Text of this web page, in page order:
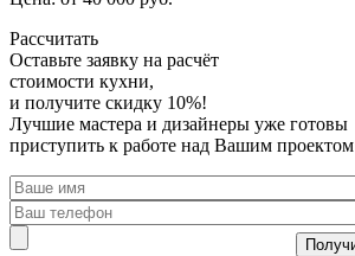
Рассчитать
Оставьте заявку на расчёт
стоимости кухни,
и получите скидку 10%!
Лучшие мастера и дизайнеры уже готовы
приступить к работе над Вашим проектом